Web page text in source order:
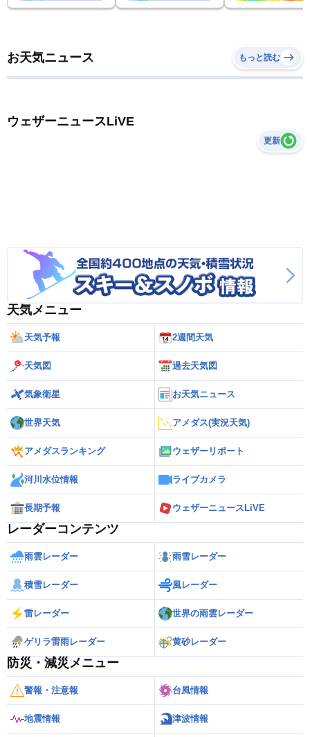
お天気ニュース もっと読む
ウェザーニュースLiVE
更新
天気メニュー
天気予報 2週間天気
天気図 過去天気図
気象衛星 お天気ニュース
世界天気 アメダス(実況天気)
アメダスランキング ウェザーリポート
河川水位情報 ライブカメラ
長期予報 ウェザーニュースLiVE
レーダーコンテンツ
雨雲レーダー 雨雪レーダー
積雪レーダー 風レーダー
雷レーダー 世界の雨雲レーダー
ゲリラ雷雨レーダー 黄砂レーダー
防災・減災メニュー
警報・注意報 台風情報
地震情報 津波情報